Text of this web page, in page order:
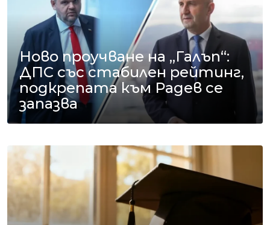
Ново проучване на „Галъп“:
ДПС със стабилен рейтинг,
подкрепата към Радев се
запазва